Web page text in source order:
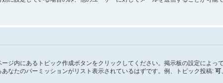
ジ内にあるトピック作成ボタンをクリックしてください。掲示板の設定によ
なたのパーミッションがリスト表示されているはずです。例、トピック投稿: 可